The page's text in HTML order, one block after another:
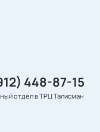
448-87-15
отдел в ТРЦ Талисман